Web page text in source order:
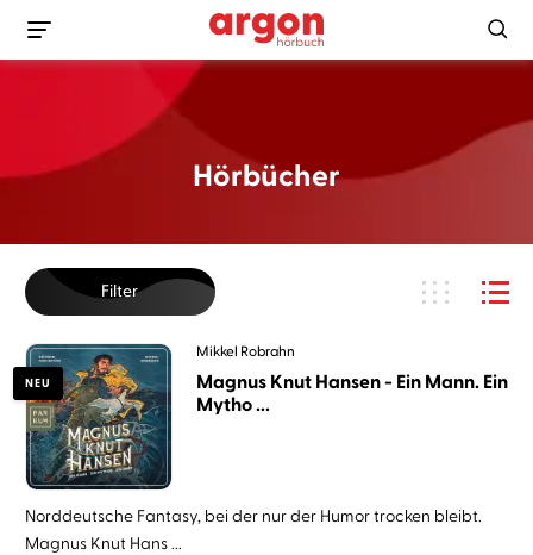
Hörbücher
Filter
NEU
Mikkel Robrahn
Magnus Knut Hansen - Ein Mann. Ein
Mytho ...
Norddeutsche Fantasy, bei der nur der Humor trocken bleibt.
Magnus Knut Hans ...